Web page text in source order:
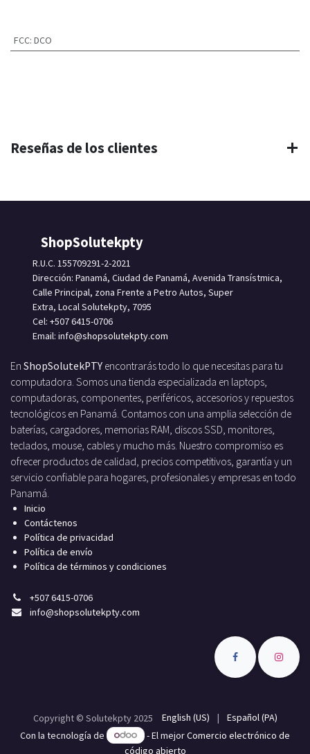
FCC: DCO
Reseñas de los clientes
ShopSolutekpty
R.U.C. 155709291-2-2021
Dirección: Panamá, Ciudad de Panamá, Avenida Transístmica,
Calle Principal, zona Frente a Petro Autos, Super
Extra, Local Solutekpty, 7095
Cel: +507 6415-0706
Email: info@shopsolutekpty.com
En ShopSolutekPTY encontrarás todo lo que necesitas para tu
computadora. Somos una tienda especializada en laptops,
computadoras, componentes, periféricos, accesorios y repuestos
tecnológicos en Panamá. Contamos con una amplia selección de
baterías, cargadores, memorias RAM, discos SSD, monitores,
teclados, mouse, cables y mucho más. Nuestro compromiso es
ofrecer productos de calidad, precios competitivos, garantía y un
servicio confiable para hogares, profesionales y empresas en todo
Panamá.
Inicio
Contáctenos
Política de privacidad
Política de envío
Política de términos y condiciones
+507 6415-0706
info@shopsolutekpty.com
Copyright © Solutekpty 2025 English (US) |
Español (PA)
Con la tecnología de
- El mejorComercio electrónico de
código abierto